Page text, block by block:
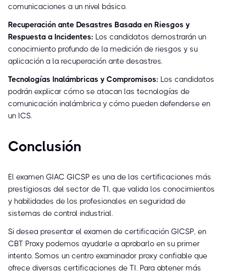
comunicaciones a un nivel básico.
Recuperación ante Desastres Basada en Riesgos y
Respuesta a Incidentes: Los candidatos demostrarán un
conocimiento profundo de la medición de riesgos y su
aplicación a la recuperación ante desastres.
Tecnologías Inalámbricas y Compromisos: Los candidatos
podrán explicar cómo se atacan las tecnologías de
comunicación inalámbrica y cómo pueden defenderse en
un ICS.
Conclusión
El examen GIAC GICSP es una de las certificaciones más
prestigiosas del sector de TI, que valida los conocimientos
y habilidades de los profesionales en seguridad de
sistemas de control industrial.
Si desea presentar el examen de certificación GICSP, en
CBT Proxy podemos ayudarle a aprobarlo en su primer
intento. Somos un centro examinador proxy confiable que
ofrece diversas certificaciones de TI. Para obtener más